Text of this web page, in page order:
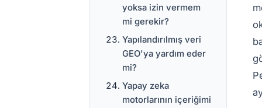
yoksa izin vermem
mi gerekir?
Yapılandırılmış veri
GEO'ya yardım eder
mi?
Yapay zeka
motorlarının içeriğimi